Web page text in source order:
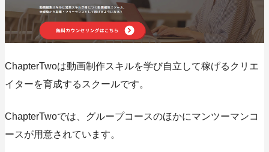
ChapterTwoは動画制作スキルを学び自立して稼げるクリエ
イターを育成するスクールです。
ChapterTwoでは、グループコースのほかにマンツーマンコ
ースが用意されています。